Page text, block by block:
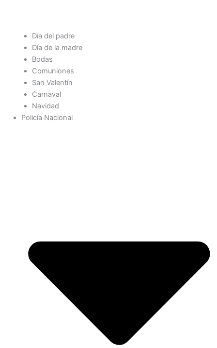
Día del padre
Día de la madre
Bodas
Comuniones
San Valentín
Carnaval
Navidad
Policía Nacional